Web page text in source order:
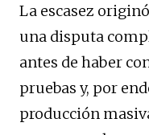
La escasez
una disputa
antes de haber
pruebas y, por
producción